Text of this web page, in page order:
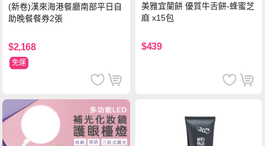
(新卷)漢來海港餐廳南部平日自
助晚餐餐券2張
$2,168
免運
美雅宜蘭餅 優質牛舌餅-蜂蜜芝
麻 x15包
$439